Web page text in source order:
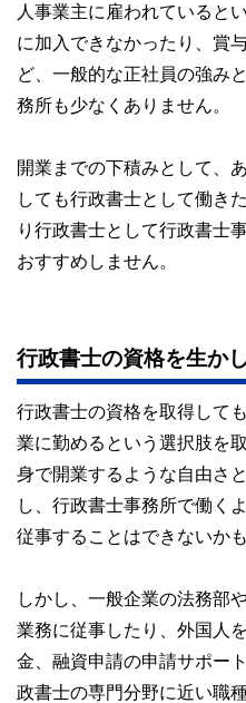
人事業主に雇われていると
に加入できなかったり、賞
ど、一般的な正社員の強み
務所も少なくありません。
開業までの下積みとして、
しても行政書士として働き
り行政書士として行政書士
おすすめしません。
行政書士の資格を生か
行政書士の資格を取得して
業に勤めるという選択肢を
身で開業するような自由さ
し、行政書士事務所で働く
従事することはできないか
しかし、一般企業の法務部
業務に従事したり、外国人
金、融資申請の申請サポー
政書士の専門分野に近い職